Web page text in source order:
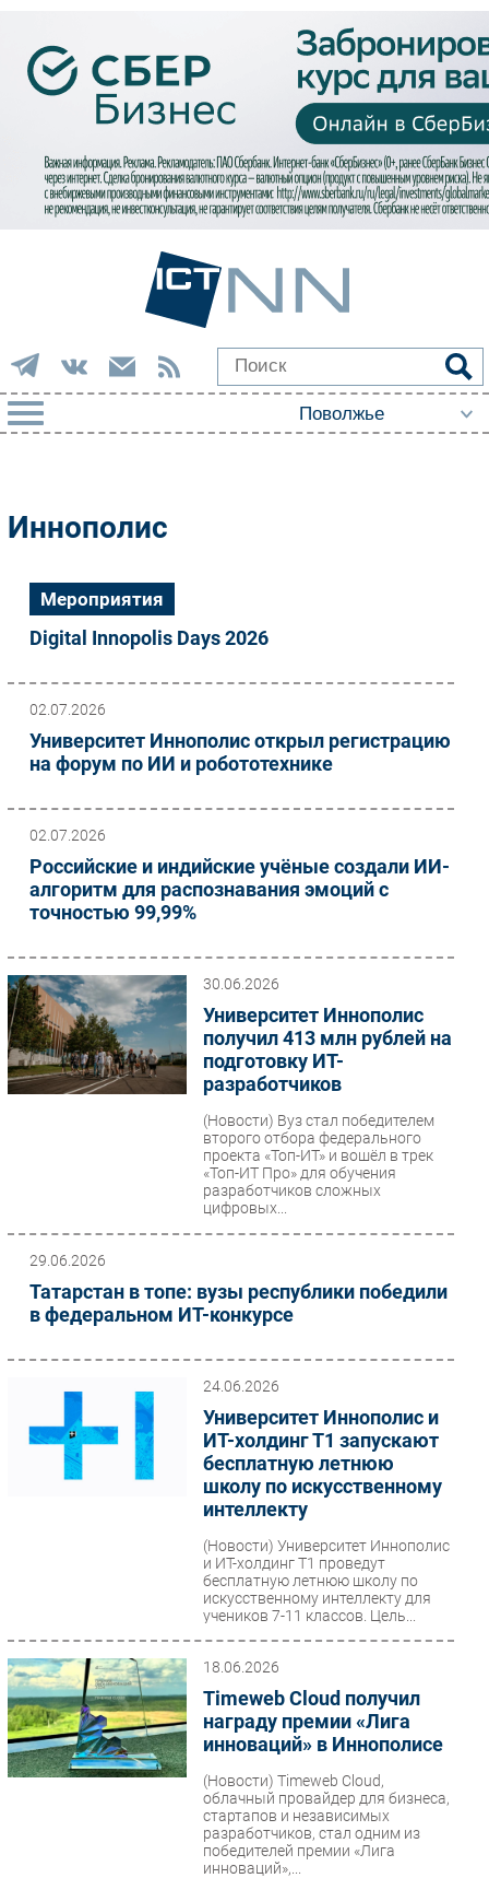
Импорто­замещение
Интернет
Мобильная связь
Фиксированная связь
Рынок ПК
Маркетинг
Торговые сети
Outsourcing
Кадры
Регулирование
Web
Безопасность
Инновации
CIO/Управление ИТ
Гаджеты
Новости
Аналитика
Интервью
Мероприятия
Проекты
IT класс
Тестовый стенд
Каталог компаний
Иннополис
Мероприятия
Digital Innopolis Days 2026
02.07.2026
Университет Иннополис открыл регистрацию
на форум по ИИ и робототехнике
02.07.2026
Российские и индийские учёные создали ИИ-
алгоритм для распознавания эмоций с
точностью 99,99%
30.06.2026
Университет Иннополис
получил 413 млн рублей на
подготовку ИТ-
разработчиков
(Новости) Вуз стал победителем
второго отбора федерального
проекта «Топ-ИТ» и вошёл в трек
«Топ-ИТ Про» для обучения
разработчиков сложных
цифровых...
29.06.2026
Татарстан в топе: вузы республики победили
в федеральном ИТ-конкурсе
24.06.2026
Университет Иннополис и
ИТ-холдинг Т1 запускают
бесплатную летнюю
школу по искусственному
интеллекту
(Новости) Университет Иннополис
и ИТ-холдинг Т1 проведут
бесплатную летнюю школу по
искусственному интеллекту для
учеников 7-11 классов. Цель...
18.06.2026
Timeweb Cloud получил
награду премии «Лига
инноваций» в Иннополисе
(Новости) Timeweb Cloud,
облачный провайдер для бизнеса,
стартапов и независимых
разработчиков, стал одним из
победителей премии «Лига
инноваций»,...